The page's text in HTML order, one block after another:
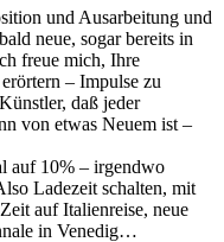
und Ausarbeitung und
neue, sogar bereits in
freue mich, Ihre
– Impulse zu
daß jeder
von etwas Neuem ist –
auf 10% – irgendwo
Ladezeit schalten, mit
auf Italienreise, neue
in Venedig…